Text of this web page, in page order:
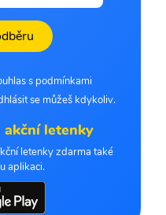
s podmínkami
se můžeš kdykoliv.
akční letenky
letenky zdarma také
aplikaci.